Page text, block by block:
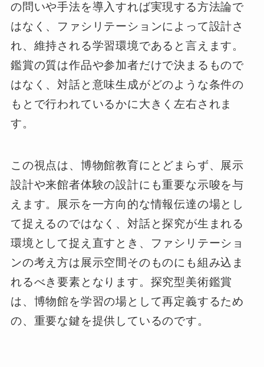
の問いや手法を導入すれば実現する方法論で
はなく、ファシリテーションによって設計さ
れ、維持される学習環境であると言えます。
鑑賞の質は作品や参加者だけで決まるもので
はなく、対話と意味生成がどのような条件の
もとで行われているかに大きく左右されま
す。
この視点は、博物館教育にとどまらず、展示
設計や来館者体験の設計にも重要な示唆を与
えます。展示を一方向的な情報伝達の場とし
て捉えるのではなく、対話と探究が生まれる
環境として捉え直すとき、ファシリテーショ
ンの考え方は展示空間そのものにも組み込ま
れるべき要素となります。探究型美術鑑賞
は、博物館を学習の場として再定義するため
の、重要な鍵を提供しているのです。